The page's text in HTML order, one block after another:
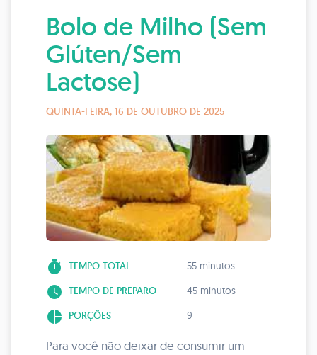
Bolo de Milho (Sem
Glúten/Sem
Lactose)
QUINTA-FEIRA, 16 DE OUTUBRO DE 2025
timer TEMPO TOTAL 55 minutos
watch_later TEMPO DE PREPARO 45 minutos
pie_chart PORÇÕES 9
Para você não deixar de consumir um